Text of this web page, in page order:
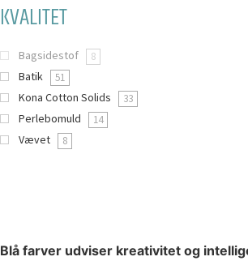
KVALITET
Bagsidestof 8
Batik 51
Kona Cotton Solids 33
Perlebomuld 14
Vævet 8
Blå farver udviser kreativitet og